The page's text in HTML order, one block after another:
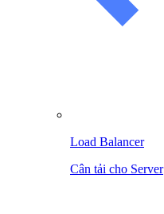
Load Balancer
Cân tải cho Server